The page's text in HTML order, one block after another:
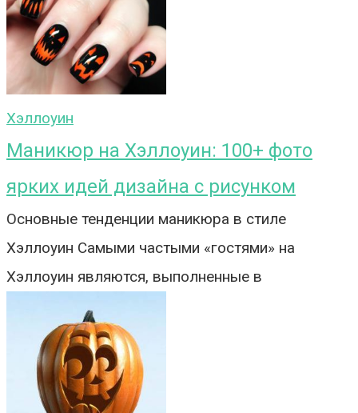
Хэллоуин
Маникюр на Хэллоуин: 100+ фото
ярких идей дизайна с рисунком
Основные тенденции маникюра в стиле
Хэллоуин Самыми частыми «гостями» на
Хэллоуин являются, выполненные в